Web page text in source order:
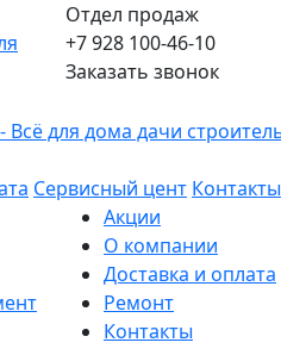
Отдел продаж
+7 928 100-46-10
Заказать звонок
Сервисный цент Контакты
Акции
О компании
Доставка и оплата
Ремонт
Контакты